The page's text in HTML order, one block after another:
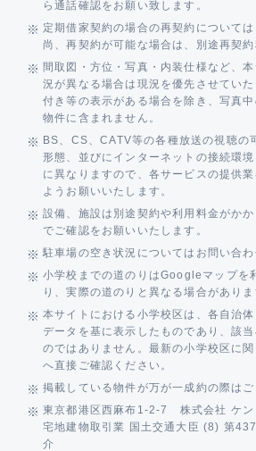
ら通話確認をお願い致します。
定期借家契約の場合の再契約については
尚、再契約が可能な場合は、別途再契約
間取図・方位・写真・内装仕様など、
況が異なる場合は現況を優先させてい
付き等の表示がある場合を除き、写真
物件に含まれません。
BS、CS、CATV等の各種放送の視聴の
形態、並びにインターネットの接続環
に異なりますので、各サービスの提供
ようお願いいたします。
設備、施設は別途契約や利用料金がか
でご確認をお願いいたします。
駐車場の空き状況についてはお問い合わ
小学校までの道のりはGoogleマップを
り、実際の道のりと異なる場合がありま
本サイトにおける小学校区は、各自治
データを基に表示したものであり、該
のではありません。最新の小学校区に
へ直接ご確認ください。
掲載している物件が万が一成約の際はご
東京都港区西麻布1-2-7 株式会社 ケ
宅地建物取引業 国土交通大臣 (8) 第
介